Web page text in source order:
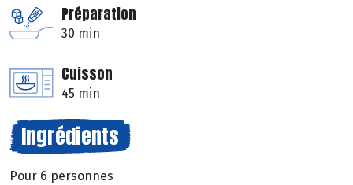
Préparation
30 min
Cuisson
45 min
Ingrédients
Pour 6 personnes